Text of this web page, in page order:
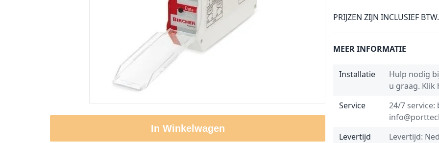
In Winkelwagen
PRIJZEN ZIJN INCLUSIEF BTW.
MEER INFORMATIE
Installatie
Hulp nodig
u graag. Klik
Service
24/7 service:
Levertijd
Levertijd: